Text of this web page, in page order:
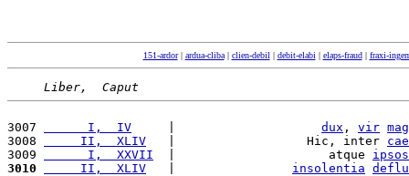
151-ardor| ardua-cliba| clien-debil | debit-elabi | elaps-fraud| fraxi-
Liber,  Caput
3007
      I,  IV
dux , vir
3008
     II,  XLIV
   |                  Hic, inter
3009
      I,  XXVII
  |                     atque
ipsos
3010
     II,  XLIV
insolentia